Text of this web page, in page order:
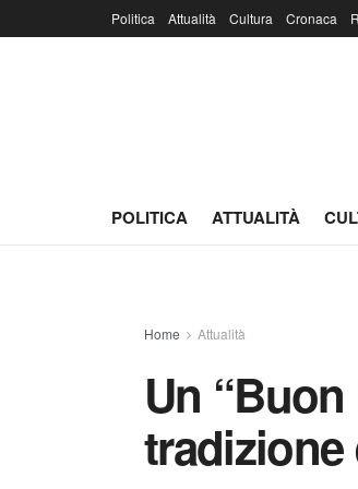
Politica Attualità Cultura Cronaca
POLITICA ATTUALITÀ
Home Attualità
Un
tradizione